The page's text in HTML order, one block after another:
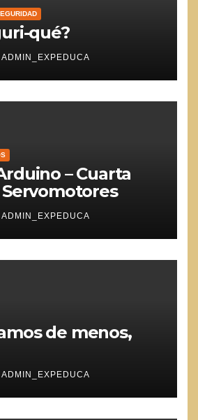
qué?
ADMIN_EXPEDUCA
– Cuarta
ADMIN_EXPEDUCA
de menos,
ADMIN_EXPEDUCA